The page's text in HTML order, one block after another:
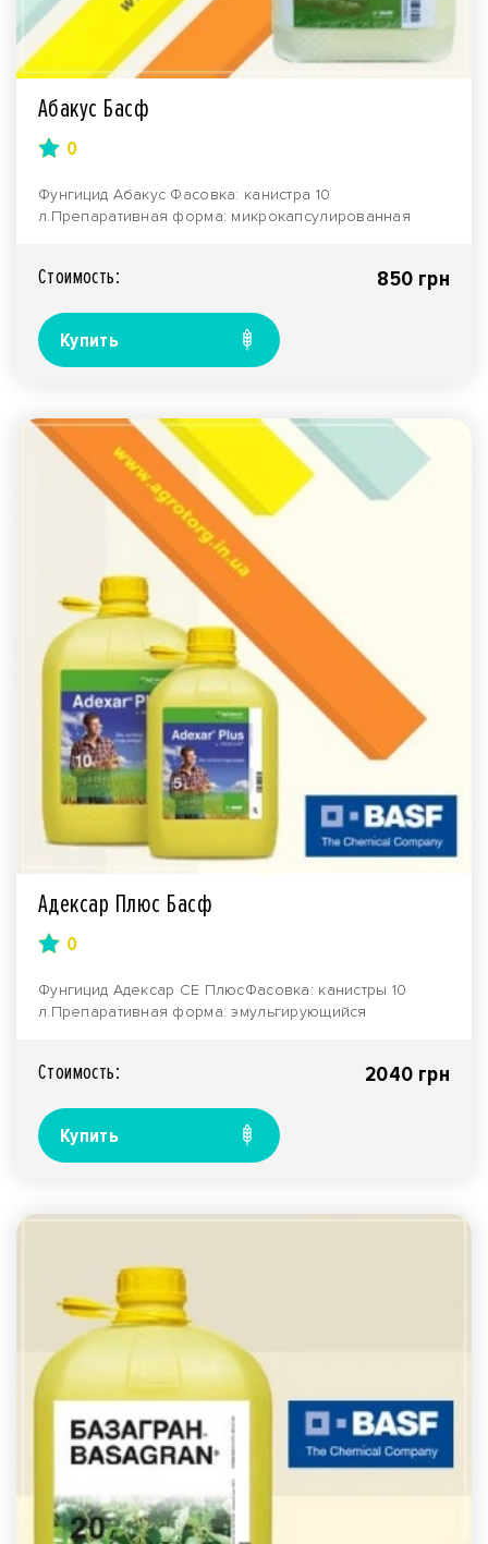
Абакус Басф
0
Фунгицид Абакус Фасовка: канистра 10
л.Препаративная форма: микрокапсулированная
Стоимость: 850 грн
Купить
Адексар Плюс Басф
0
Фунгицид Адексар СЕ ПлюсФасовка: канистры 10
л.Препаративная форма: эмульгирующийся
Стоимость: 2040 грн
Купить